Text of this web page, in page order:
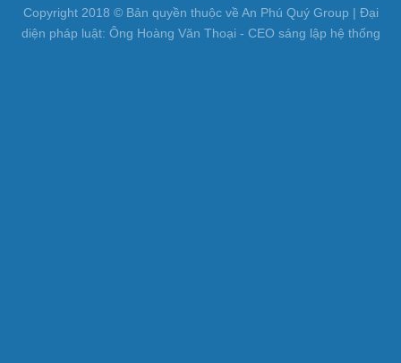
Copyright 2018 © Bản quyền thuộc về An Phú Quý Group | Đại
diện pháp luật: Ông Hoàng Văn Thoại - CEO sáng lập hệ thống